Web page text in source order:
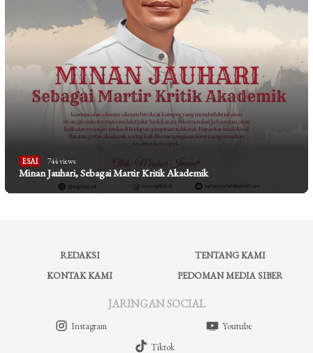
ESAI 744 views
Minan Jauhari, Sebagai Martir Kritik Akademik
REDAKSI
TENTANG KAMI
KONTAK KAMI
PEDOMAN MEDIA SIBER
JARINGAN SOCIAL
Instagram
Youtube
Tiktok